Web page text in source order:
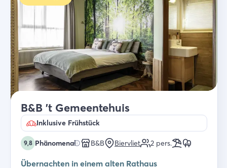
B&B 't Gemeentehuis
Inklusive Frühstück
9,8 Phänomenal B&B Biervliet 2 pers.
Übernachten in einem alten Rathaus